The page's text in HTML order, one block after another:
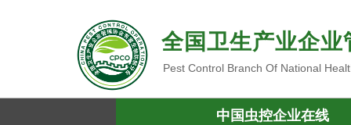
全国卫生产业企
Pest Control Branch Of National
中国虫控企业在线